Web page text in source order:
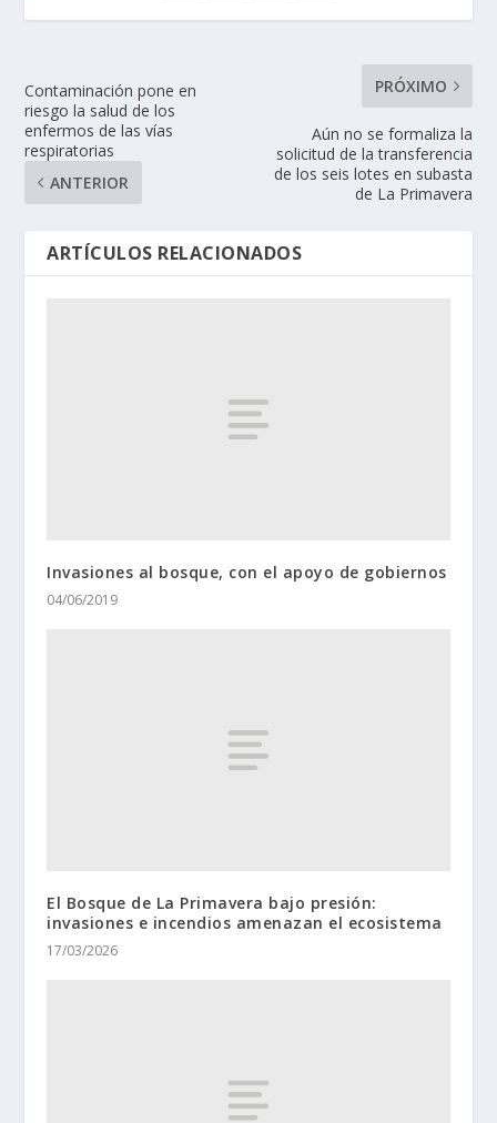
Contaminación pone en
riesgo la salud de los
enfermos de las vías
respiratorias
ANTERIOR
PRÓXIMO
Aún no se formaliza la
solicitud de la transferencia
de los seis lotes en subasta
de La Primavera
ARTÍCULOS RELACIONADOS
Invasiones al bosque, con el apoyo de gobiernos
04/06/2019
El Bosque de La Primavera bajo presión:
invasiones e incendios amenazan el ecosistema
17/03/2026